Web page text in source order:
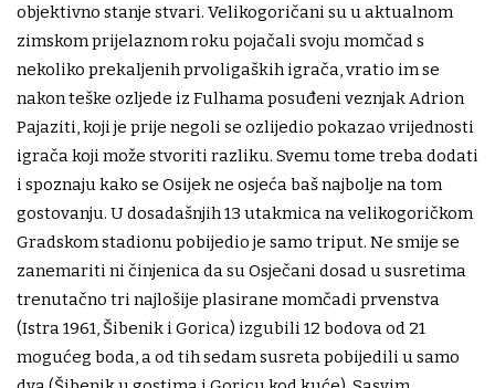
objektivno stanje stvari. Velikogoričani su u aktualnom
zimskom prijelaznom roku pojačali svoju momčad s
nekoliko prekaljenih prvoligaških igrača, vratio im se
nakon teške ozljede iz Fulhama posuđeni veznjak Adrion
Pajaziti, koji je prije negoli se ozlijedio pokazao vrijednosti
igrača koji može stvoriti razliku. Svemu tome treba dodati
i spoznaju kako se Osijek ne osjeća baš najbolje na tom
gostovanju. U dosadašnjih 13 utakmica na velikogoričkom
Gradskom stadionu pobijedio je samo triput. Ne smije se
zanemariti ni činjenica da su Osječani dosad u susretima
trenutačno tri najlošije plasirane momčadi prvenstva
(Istra 1961, Šibenik i Gorica) izgubili 12 bodova od 21
mogućeg boda, a od tih sedam susreta pobijedili u samo